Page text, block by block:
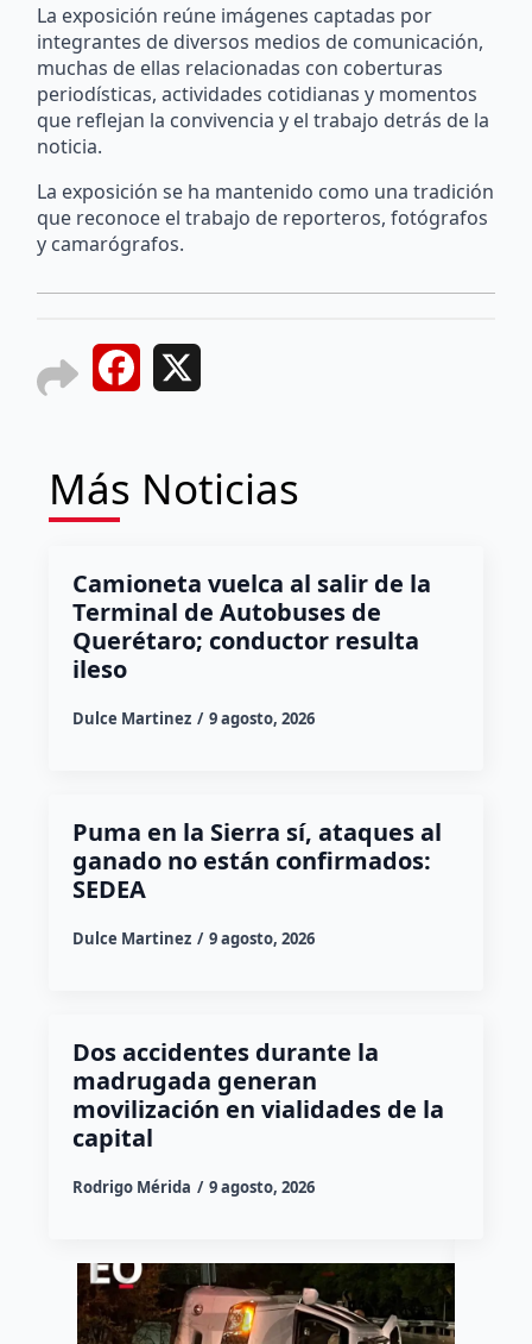
La exposición reúne imágenes captadas por
integrantes de diversos medios de comunicación,
muchas de ellas relacionadas con coberturas
periodísticas, actividades cotidianas y momentos
que reflejan la convivencia y el trabajo detrás de la
noticia.
La exposición se ha mantenido como una tradición
que reconoce el trabajo de reporteros, fotógrafos
y camarógrafos.
Facebook
Más Noticias
Camioneta vuelca al salir de la
Terminal de Autobuses de
Querétaro; conductor resulta
ileso
Dulce Martinez 9 agosto, 2026
Puma en la Sierra sí, ataques al
ganado no están confirmados:
SEDEA
Dulce Martinez 9 agosto, 2026
Dos accidentes durante la
madrugada generan
movilización en vialidades de la
capital
Rodrigo Mérida 9 agosto, 2026